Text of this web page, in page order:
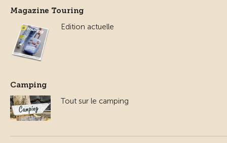
Magazine Touring
Edition actuelle
Camping
Tout sur le camping